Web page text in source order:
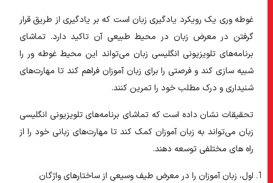
غوطه وری یک رویکرد یادگیری زبان است که بر یادگیری از طریق قرار
گرفتن در معرض زبان در محیط طبیعی آن تاکید دارد. تماشای
برنامه‌های تلویزیونی انگلیسی زبان می‌تواند این محیط غوطه ور را
شبیه سازی کند و فرصتی را برای زبان آموزان فراهم کند تا مهارت‌های
شنیداری و درک مطلب خود را تمرین کنند.
تحقیقات نشان داده است که تماشای برنامه‌های تلویزیونی انگلیسی
زبان می‌تواند به زبان آموزان کمک کند تا مهارت‌های زبانی خود را از
راه های مختلفی توسعه دهند.
اول، زبان آموزان را در معرض طیف وسیعی از ساختارهای واژگان